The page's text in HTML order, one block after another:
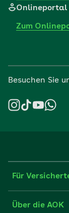
Onlineportal
Zum
Besuchen Sie
Für
Formulare
Über die AOK